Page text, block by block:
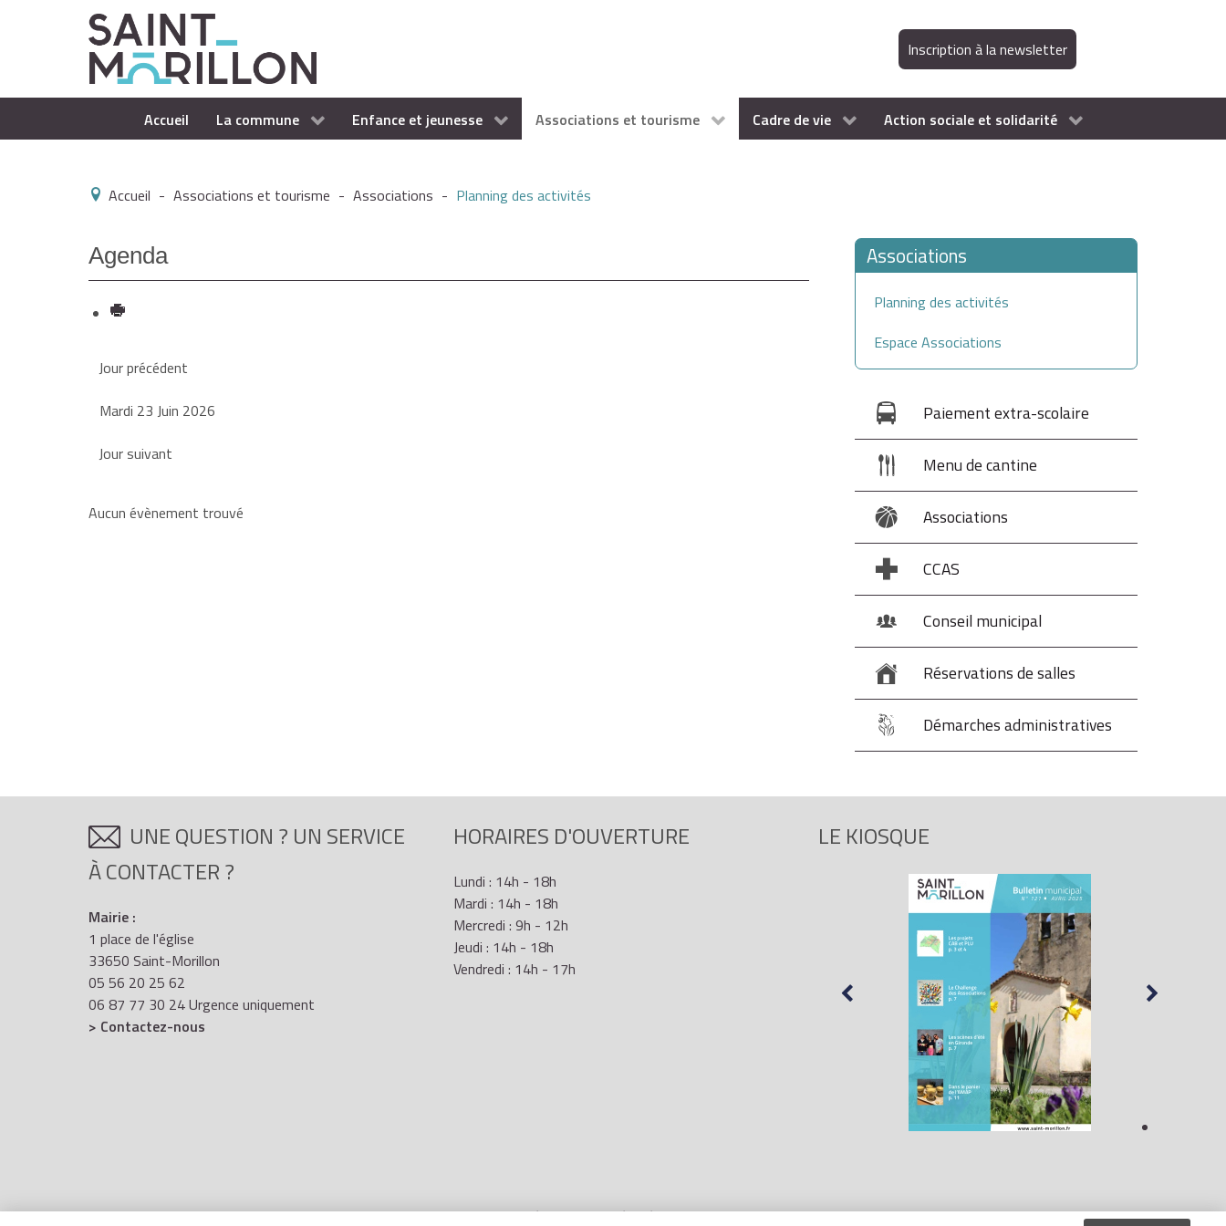
Inscription à la newsletter
Accueil La commune Enfance et jeunesse Associations et tourisme Cadre de vie Action sociale et solidarité
Accueil - Associations et tourisme - Associations - Planning des activités
Agenda
Jour précédent
Mardi 23 Juin 2026
Jour suivant
Aucun évènement trouvé
Associations
Planning des activités
Espace Associations
Paiement extra-scolaire
Menu de cantine
Associations
CCAS
Conseil municipal
Réservations de salles
Démarches administratives
UNE QUESTION ? UN SERVICE
À CONTACTER ?
Mairie :
1 place de l'église
33650 Saint-Morillon
05 56 20 25 62
06 87 77 30 24 Urgence uniquement
> Contactez-nous
HORAIRES D'OUVERTURE
Lundi : 14h - 18h
Mardi : 14h - 18h
Mercredi : 9h - 12h
Jeudi : 14h - 18h
Vendredi : 14h - 17h
LE KIOSQUE
Mentions Légales- Site réalisé parLR Marketing